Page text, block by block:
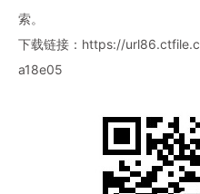
索。
下载链接： https://
a18e05